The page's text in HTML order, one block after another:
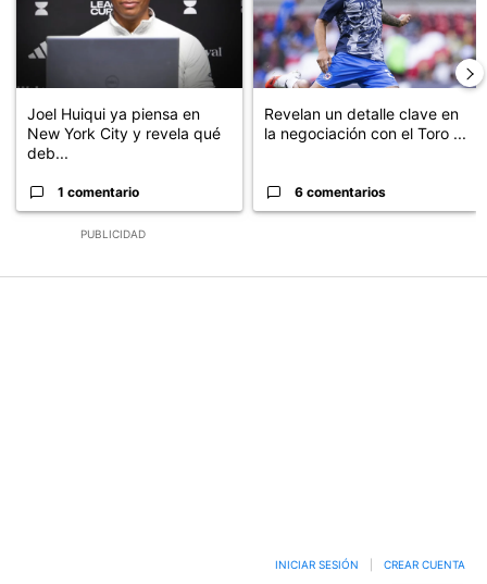
PUBLICIDAD
Joel Huiqui ya piensa en
New York City y revela qué
deb...
1 comentario
Revelan un detalle clave en
la negociación con el Toro ...
6 comentarios
INICIAR SESIÓN CREAR CUENTA